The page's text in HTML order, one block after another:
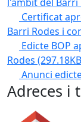
Certificat
Barri Rodes i
Edicte BOP
Rodes
Anunci
Adreces i